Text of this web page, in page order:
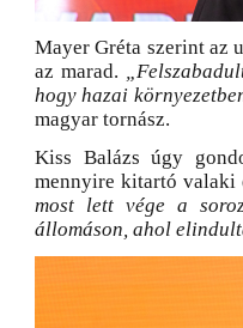
Mayer Gréta szerint az
az marad.
hogy hazai
magyar tornász.
Kiss Balázs úgy
mennyire kitartó valaki
most lett vége a
állomáson, ahol